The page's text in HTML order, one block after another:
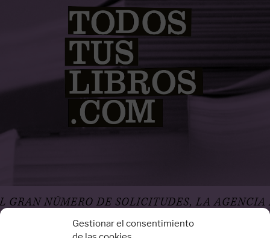
Gestionar el consentimiento
SOLICITUDES, LA AGENCIA NO ACEPTA DE